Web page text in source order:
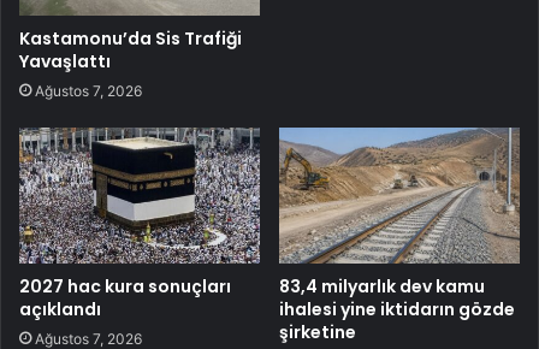
Kastamonu’da Sis Trafiği
Yavaşlattı
Ağustos 7, 2026
2027 hac kura sonuçları
açıklandı
Ağustos 7, 2026
83,4 milyarlık dev kamu
ihalesi yine iktidarın gözde
şirketine